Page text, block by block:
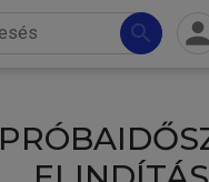
search person